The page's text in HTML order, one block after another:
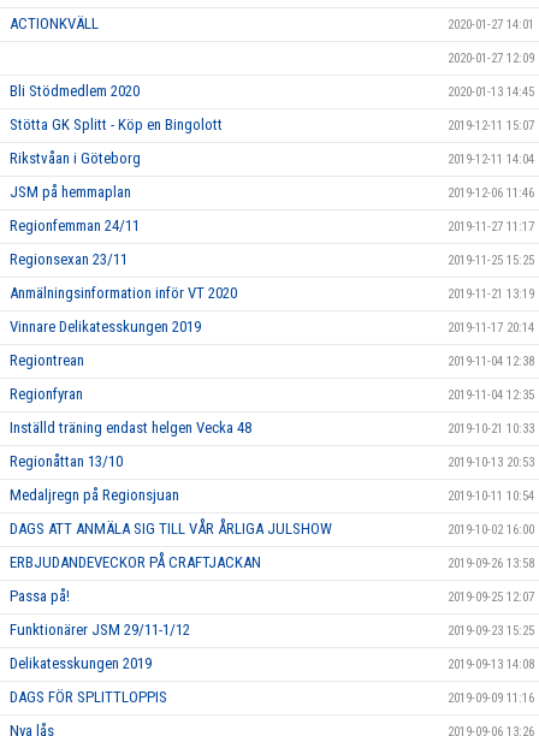
ACTIONKVÄLL 2020-01-27 14:01
2020-01-27 12:09
Bli Stödmedlem 2020 2020-01-13 14:45
Stötta GK Splitt - Köp en Bingolott 2019-12-11 15:07
Rikstvåan i Göteborg 2019-12-11 14:04
JSM på hemmaplan 2019-12-06 11:46
Regionfemman 24/11 2019-11-27 11:17
Regionsexan 23/11 2019-11-25 15:25
Anmälningsinformation inför VT 2020 2019-11-21 13:19
Vinnare Delikatesskungen 2019 2019-11-17 20:14
Regiontrean 2019-11-04 12:38
Regionfyran 2019-11-04 12:35
Inställd träning endast helgen Vecka 48 2019-10-21 10:33
Regionåttan 13/10 2019-10-13 20:53
Medaljregn på Regionsjuan 2019-10-11 10:54
DAGS ATT ANMÄLA SIG TILL VÅR ÅRLIGA JULSHOW 2019-10-02 16:00
ERBJUDANDEVECKOR PÅ CRAFTJACKAN 2019-09-26 13:58
Passa på! 2019-09-25 12:07
Funktionärer JSM 29/11-1/12 2019-09-23 15:25
Delikatesskungen 2019 2019-09-13 14:08
DAGS FÖR SPLITTLOPPIS 2019-09-09 11:16
Nya lås 2019-09-06 13:26